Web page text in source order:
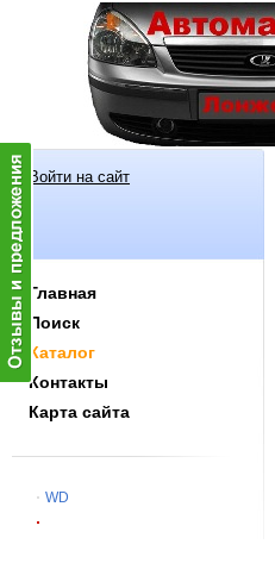
Войти на сайт
Главная
Поиск
Каталог
Контакты
Карта сайта
WD